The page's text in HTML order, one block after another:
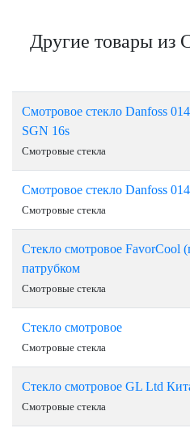
Другие товары из
Смотровое стекло Danfoss
SGN 16s
Смотровые стекла
Смотровое стекло Danfoss
Смотровые стекла
Стекло смотровое FavorCool
патрубком
Смотровые стекла
Стекло смотровое
Смотровые стекла
Стекло смотровое GL Ltd
Смотровые стекла